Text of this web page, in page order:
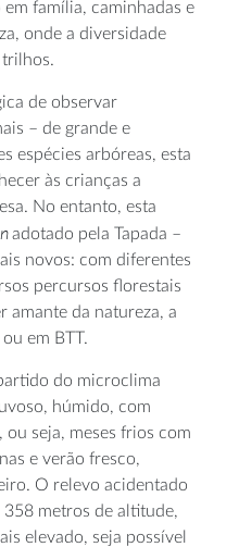
família, caminhadas e
onde a diversidade
trilhos.
de observar
– de grande e
espécies arbóreas, esta
às crianças a
No entanto, esta
adotado pela Tapada –
novos: com diferentes
percursos florestais
amante da natureza, a
em BTT.
do microclima
húmido, com
seja, meses frios com
e verão fresco,
O relevo acidentado
358 metros de altitude,
elevado, seja possível